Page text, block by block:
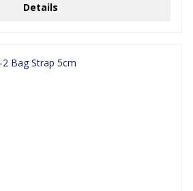
Details